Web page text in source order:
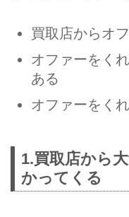
買取店からオ
オファーをく
ある
オファーをく
1.買取店から
かってくる